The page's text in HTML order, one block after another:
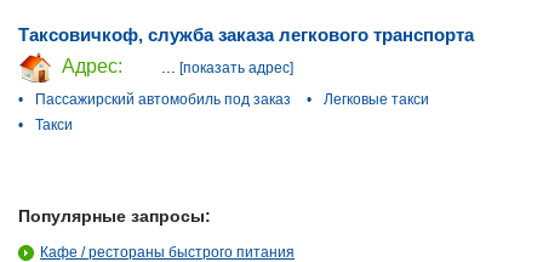
Таксовичкоф, служба заказа легкового транспорта
Адрес:
[показать адрес]
•
Пассажирский автомобиль под заказ •
Легковые такси
•
Такси
Популярные запросы:
Кафе / рестораны быстрого питания